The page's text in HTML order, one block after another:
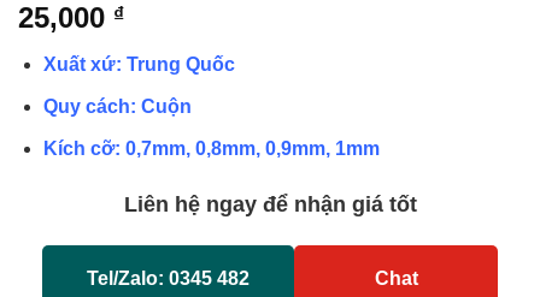
25,000 ₫
Xuất xứ: Trung Quốc
Quy cách: Cuộn
Kích cỡ: 0,7mm, 0,8mm, 0,9mm, 1mm
Liên hệ ngay để nhận giá tốt
Tel/Zalo: 0345 482
Chat